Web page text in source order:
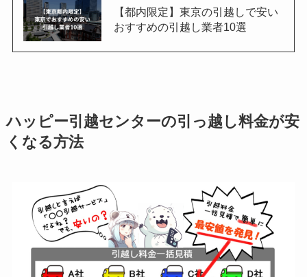
【都内限定】東京の引越しで安い
おすすめの引越し業者10選
ハッピー引越センターの引っ越し料金が安
くなる方法